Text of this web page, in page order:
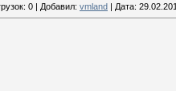
0 | Добавил: vmland | Дата: